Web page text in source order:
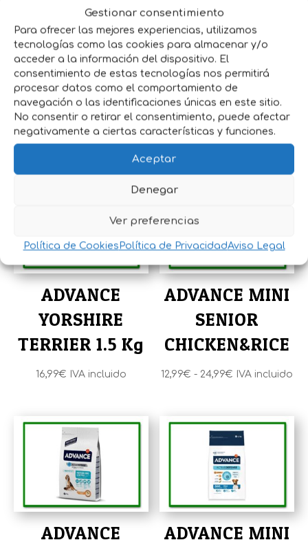
Gestionar consentimiento
Para ofrecer las mejores experiencias, utilizamos
tecnologías como las cookies para almacenar y/o
acceder a la información del dispositivo. El
consentimiento de estas tecnologías nos permitirá
procesar datos como el comportamiento de
navegación o las identificaciones únicas en este sitio.
No consentir o retirar el consentimiento, puede afectar
negativamente a ciertas características y funciones.
Aceptar
Denegar
Ver preferencias
Política de Cookies Política de PrivacidadAviso Legal
perro mini a controlar su peso sin que
pierda masa muscular.
Las croquetas de ADVANCE Light Mini
están específicamente adaptadas a tu
perro adulto mini.
Productos relacionados
ADVANCE
YORSHIRE
TERRIER 1.5 Kg
16,99€ IVA incluido
ADVANCE MINI
SENIOR
CHICKEN&RICE
12,99€ - 24,99€ Rango
desde
12,99€
hasta
24,99€
IVA incluido
ADVANCE
ADVANCE MINI